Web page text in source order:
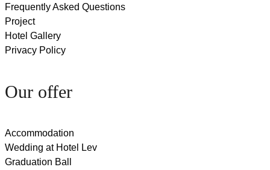
Frequently Asked Questions
Project
Hotel Gallery
Privacy Policy
Our offer
Accommodation
Wedding at Hotel Lev
Graduation Ball